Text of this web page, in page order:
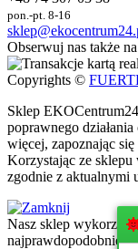
pon.-pt. 8-16
Obserwuj nas także
Copyrights ©
Sklep EKO
poprawnego
więcej, zapoznając się
Korzystając ze
zgodnie z aktualnymi
Nasz sklep
najprawdopodobniej